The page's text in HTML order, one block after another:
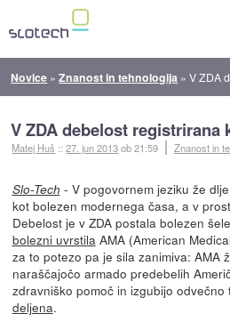
Novice »Znanost in tehnologija »V ZDA
V ZDA debelost registrirana
Matej Huš ::27. jun 2013ob 21:59 Znanost in
Slo-Tech - V pogovornem jeziku že
kot bolezen modernega časa, a v
Debelost je v ZDA postala bolezen
bolezni uvrstila AMA (American
za to potezo pa je sila zanimiva: AMA
naraščajočo armado predebelih
zdravniško pomoč in izgubijo odvečno
deljena.